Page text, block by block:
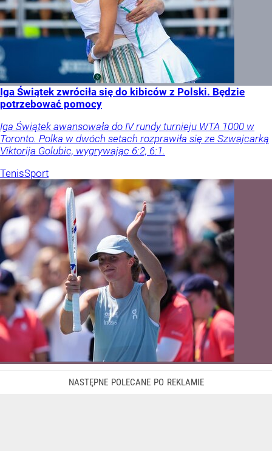
Iga Świątek zwróciła się do kibiców z Polski. Będzie
potrzebować pomocy
Iga Świątek awansowała do IV rundy turnieju WTA 1000 w
Toronto. Polka w dwóch setach rozprawiła się ze Szwajcarką
Viktorija Golubic, wygrywając 6:2, 6:1.
TenisSport